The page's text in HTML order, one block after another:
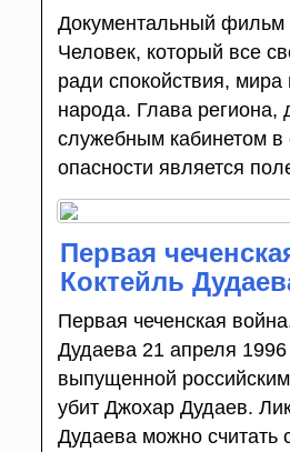
Документальный фильм
Человек, который все
ради спокойствия, мира
народа. Глава региона,
служебным кабинетом в
опасности является
Первая
Коктейль
Первая чеченская
Дудаева 21 апреля 1996
выпущенной
убит Джохар Дудаев.
Дудаева можно считать